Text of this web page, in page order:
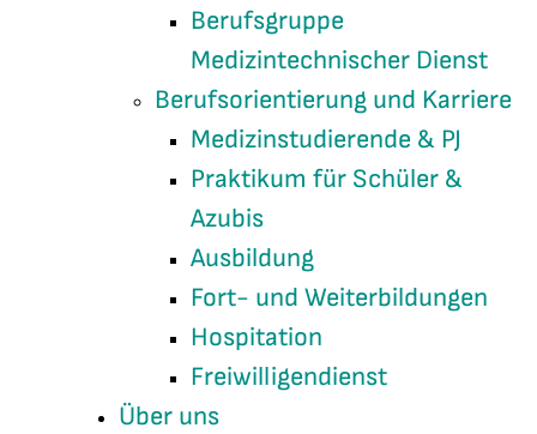
Berufsgruppe
Medizintechnischer Dienst
Berufsorientierung und Karriere
Medizinstudierende & PJ
Praktikum für Schüler &
Azubis
Ausbildung
Fort- und Weiterbildungen
Hospitation
Freiwilligendienst
Über uns